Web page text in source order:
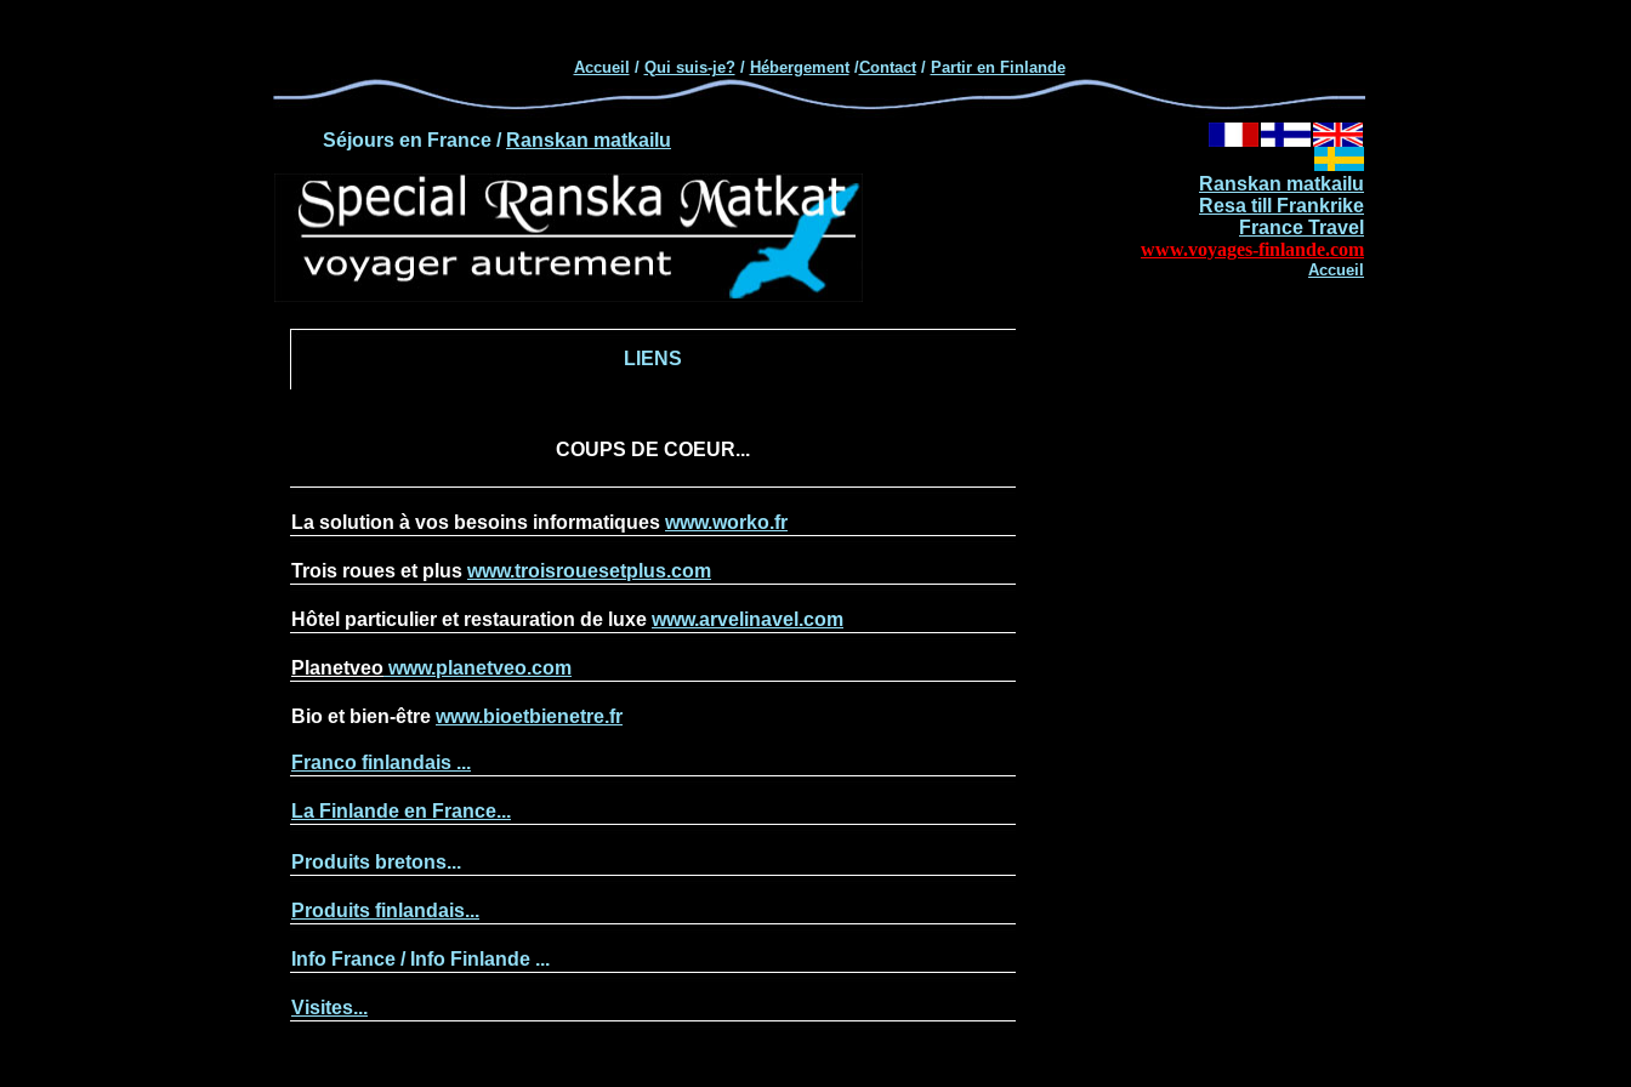
Accueil / Qui suis-je? / Hébergement /Contact / Partir en Finlande
Séjours en France / Ranskan matkailu
Ranskan matkailu
Resa till Frankrike
France Travel
www.voyages-finlande.com
Accueil
LIENS
COUPS DE COEUR...
La solution à vos besoins informatiques www.worko.fr
Trois roues et plus www.troisrouesetplus.com
Hôtel particulier et restauration de luxe www.arvelinavel.com
Planetveo www.planetveo.com
Bio et bien-être www.bioetbienetre.fr
Franco finlandais ...
La Finlande en France...
Produits bretons...
Produits finlandais...
Info France / Info Finlande ...
Visites...